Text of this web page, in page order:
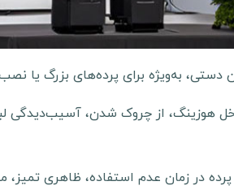
دستی، به‌ویژه برای پرده‌های بزرگ یا
هوزینگ، از چروک شدن، آسیب‌دیدگی
در زمان عدم استفاده، ظاهری تمیز،